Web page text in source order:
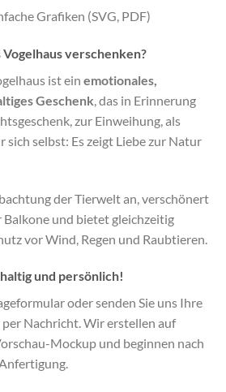
Grafiken (SVG, PDF)
verschenken?
ist ein emotionales,
Geschenk , das in Erinnerung
zur Einweihung, als
sich selbst: Es zeigt Liebe zur Natur
der Tierwelt an, verschönert
Balkone und bietet gleichzeitig
vor Wind, Regen und Raubtieren.
und persönlich!
oder senden Sie uns Ihre
Nachricht. Wir erstellen auf
Mockup und beginnen nach